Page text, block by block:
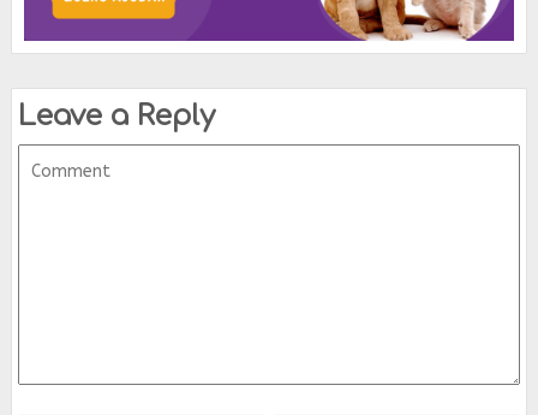
Leave a Reply